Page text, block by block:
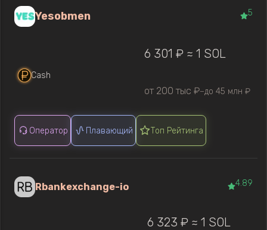
Yesobmen 5
Cash
6 301 ₽ ≈ 1 SOL
от 200 тыс ₽—до 45 млн ₽
Оператор Плавающий Топ Рейтинга
Rbankexchange-io 4.89
6 323 ₽ ≈ 1 SOL